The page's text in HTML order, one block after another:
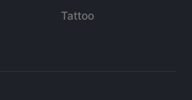
Tattoo